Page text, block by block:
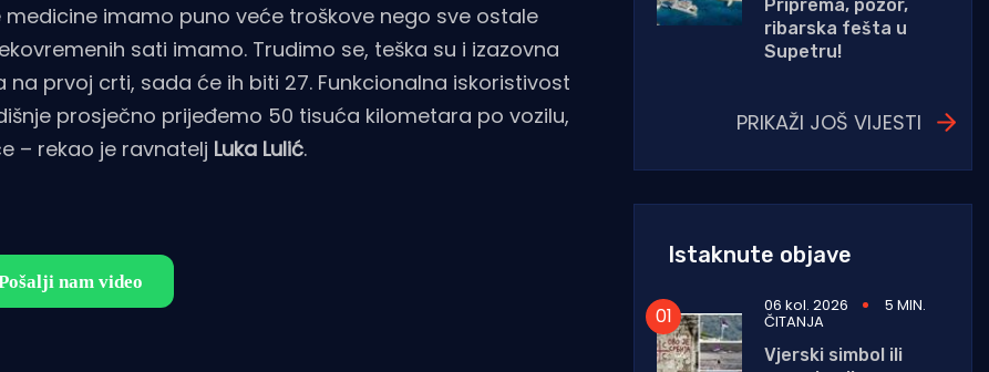
imamo puno veće troškove nego sve ostale
sati imamo. Trudimo se, teška su i izazovna
prvoj crti, sada će ih biti 27. Funkcionalna iskoristivost
prosječno prijeđemo 50 tisuća kilometara po vozilu,
– rekao je ravnatelj Luka Lulić.
Priprema, pozor,
ribarska fešta u
Supetru!
PRIKAŽI JOŠ VIJESTI
Istaknute objave
06 kol. 2026 5 MIN.
ČITANJA
Vjerski simbol ili